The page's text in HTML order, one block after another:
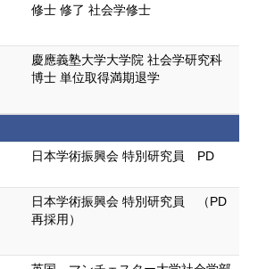
修士 修了 社会学修士
慶應義塾大学大学院 社会学研究科
博士 単位取得満期退学
日本学術振興会 特別研究員 PD
日本学術振興会 特別研究員 （PD
再採用）